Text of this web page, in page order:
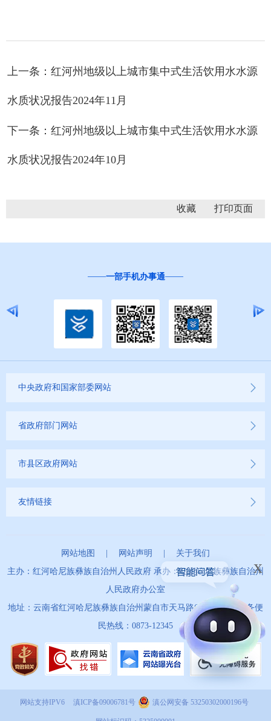
上一条：红河州地级以上城市集中式生活饮用水水源
水质状况报告2024年11月
下一条：红河州地级以上城市集中式生活饮用水水源
水质状况报告2024年10月
收藏
一部手机办事通
中央政府和国家部委网站
省政府部门网站
市县区政府网站
友情链接
网站地图 网站声明
关于我们
主办：红河哈尼族彝族自治州人民政府 承办：红河哈尼族彝族自治州
人民政府办公室
地址：云南省红河哈尼族彝族自治州蒙自市天马路67号 政务服务便
民热线：0873-12345
x
网站支持IPV6 滇ICP备09006781号 滇公网安备 53250302000196号